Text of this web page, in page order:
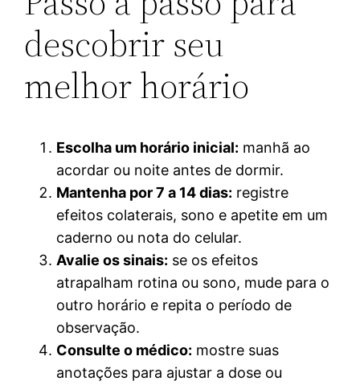
descobrir seu
melhor horário
Escolha um horário inicial: manhã ao
acordar ou noite antes de dormir.
Mantenha por 7 a 14 dias: registre
efeitos colaterais, sono e apetite em um
caderno ou nota do celular.
Avalie os sinais: se os efeitos
atrapalham rotina ou sono, mude para o
outro horário e repita o período de
observação.
Consulte o médico: mostre suas
anotações para ajustar a dose ou